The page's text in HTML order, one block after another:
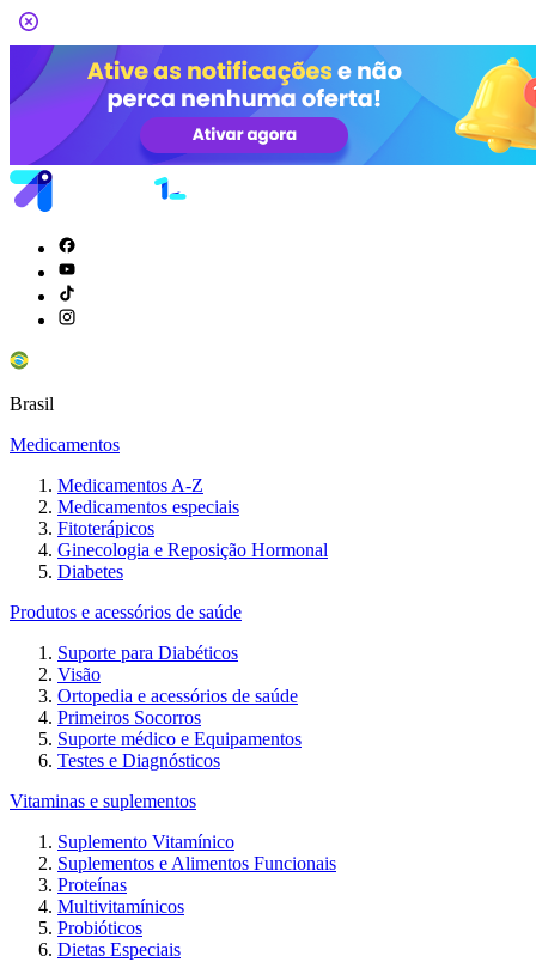
Brasil
Medicamentos
Medicamentos A-Z
Medicamentos especiais
Fitoterápicos
Ginecologia e Reposição Hormonal
Diabetes
Produtos e acessórios de saúde
Suporte para Diabéticos
Visão
Ortopedia e acessórios de saúde
Primeiros Socorros
Suporte médico e Equipamentos
Testes e Diagnósticos
Vitaminas e suplementos
Suplemento Vitamínico
Suplementos e Alimentos Funcionais
Proteínas
Multivitamínicos
Probióticos
Dietas Especiais